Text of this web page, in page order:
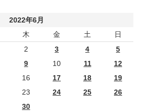
2022年6月
木 金 土 日
2 3 4
5
9 10 11
12
16 17 18
19
23 24 25
26
30